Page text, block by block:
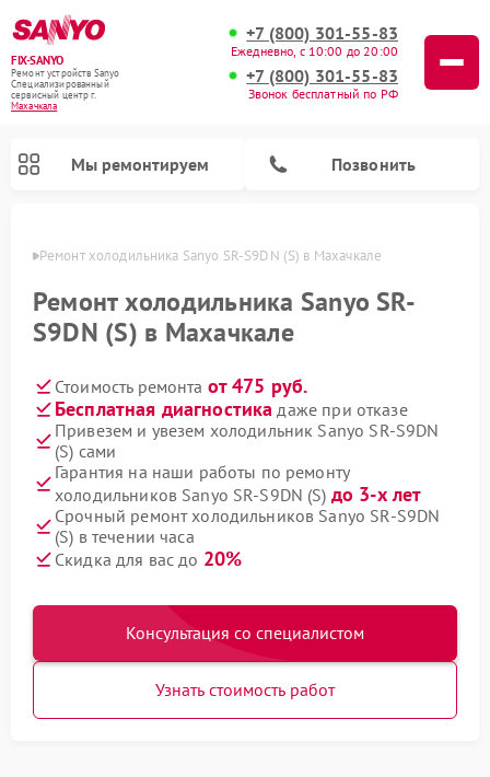
FIX-SANYO
Ремонт устройств Sanyo
Специализированный
cервисный центр г.
Махачкала
+7 (800) 301-55-83
Ежедневно, с 10:00 до 20:00
+7 (800) 301-55-83
Звонок бесплатный по РФ
Мы ремонтируем Позвонить
Ремонт холодильника Sanyo SR-S9DN (S) в Махачкале
Ремонт холодильника Sanyo SR-
S9DN (S) в Махачкале
Стоимость ремонта от 475 руб.
Бесплатная диагностика даже при отказе
Привезем и увезем холодильник Sanyo SR-S9DN
(S) сами
Гарантия на наши работы по ремонту
холодильников Sanyo SR-S9DN (S) до 3-х лет
Срочный ремонт холодильников Sanyo SR-S9DN
(S) в течении часа
Скидка для вас до 20%
Консультация со специалистом
Узнать стоимость работ